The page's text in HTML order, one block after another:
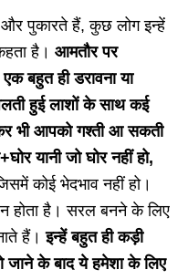
पुकारते हैं, कुछ लोग इन्हें
है। आमतौर पर
बहुत ही डरावना या
हुई लाशों के साथ कई
भी आपको गश्ती आ सकती
यानी जो घोर नहीं हो,
कोई भेदभाव नहीं हो।
होता है। सरल बनने के लिए
हैं।इन्हें बहुत ही कड़ी
जाने के बाद ये हमेशा के लिए